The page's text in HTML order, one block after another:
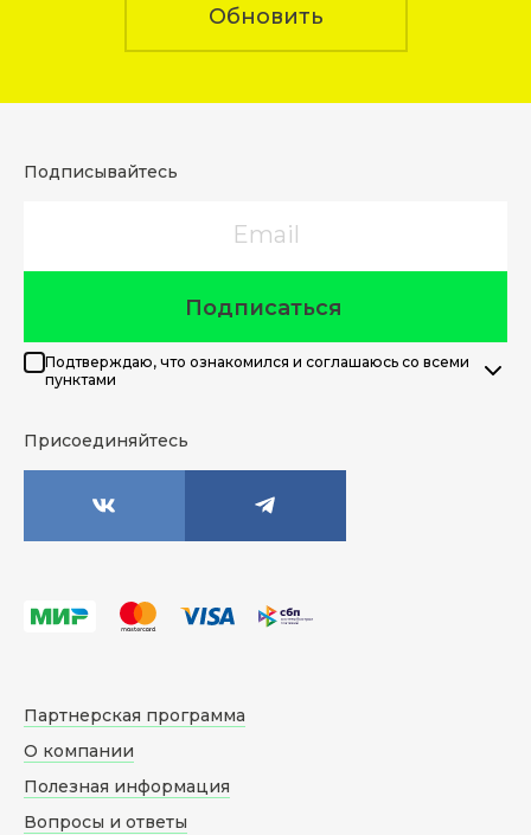
Обновить
Подписывайтесь
Подписаться
Подтверждаю, что ознакомился и соглашаюсь со всеми
пунктами
Присоединяйтесь
Партнерская программа
О компании
Полезная информация
Вопросы и ответы